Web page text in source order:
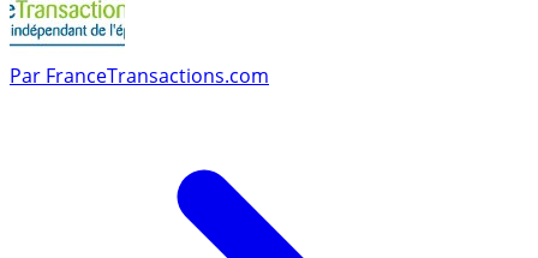
Par FranceTransactions.com